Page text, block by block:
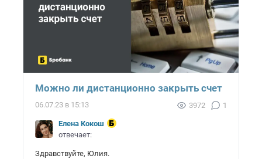
Можно ли дистанционно закрыть счет
06.07.23 в 15:13 3972 1
Елена Кокош
отвечает:
Здравствуйте, Юлия.